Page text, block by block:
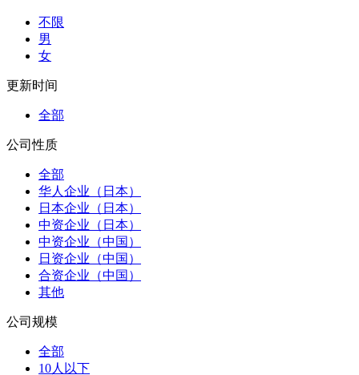
不限
男
女
更新时间
全部
公司性质
全部
华人企业（日本）
日本企业（日本）
中资企业（日本）
中资企业（中国）
日资企业（中国）
合资企业（中国）
其他
公司规模
全部
10人以下